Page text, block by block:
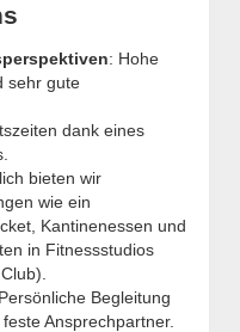
: Hohe
sehr gute
dank eines
bieten wir
wie ein
Kantinenessen und
in Fitnessstudios
Begleitung
Ansprechpartner.